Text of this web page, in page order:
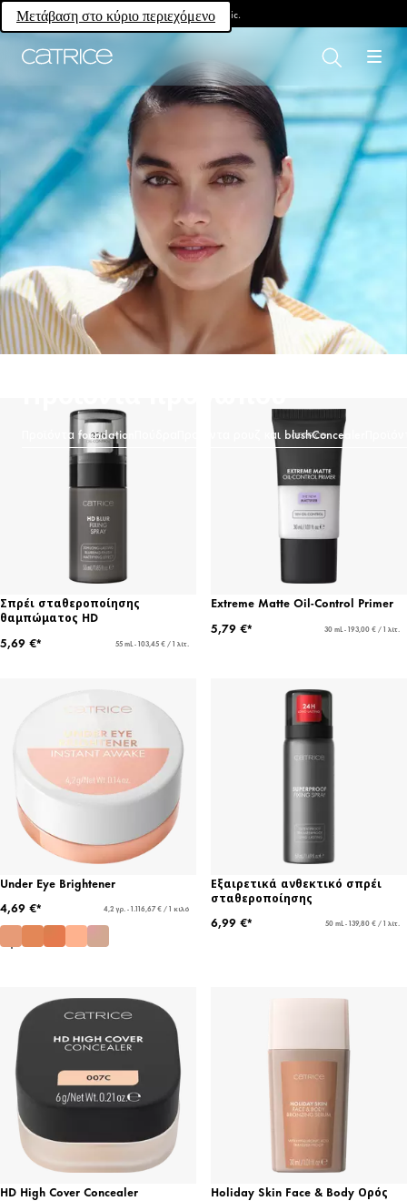
Μετάβαση στο κύριο περιεχόμενο
Own your magic.
Προϊόντα foundation Προϊόντα ρουζ και blushConcealer
Σπρέι σταθεροποίησης
θαμπώματος HD
5,69 €*
55 mL - 103,45 € / 1 λίτ.
Extreme Matte Oil-Control Primer
5,79 €*
30 mL - 193,00 € / 1 λίτ.
Under Eye Brightener
4,69 €*
4,2 γρ. - 1.116,67 € / 1 κιλό
Εξαιρετικά ανθεκτικό σπρέι
σταθεροποίησης
6,99 €*
50 mL - 139,80 € / 1 λίτ.
HD High Cover Concealer
Holiday Skin Face & Body Ορός